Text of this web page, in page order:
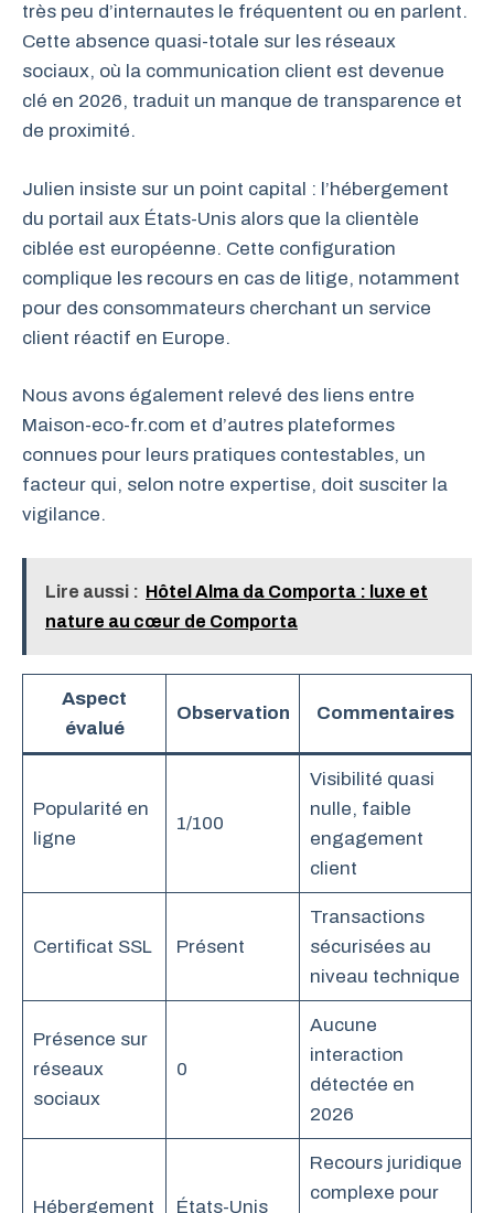
très peu d’internautes le fréquentent ou en parlent.
Cette absence quasi-totale sur les réseaux
sociaux, où la communication client est devenue
clé en 2026, traduit un manque de transparence et
de proximité.
Julien insiste sur un point capital : l’hébergement
du portail aux États-Unis alors que la clientèle
ciblée est européenne. Cette configuration
complique les recours en cas de litige, notamment
pour des consommateurs cherchant un service
client réactif en Europe.
Nous avons également relevé des liens entre
Maison-eco-fr.com et d’autres plateformes
connues pour leurs pratiques contestables, un
facteur qui, selon notre expertise, doit susciter la
vigilance.
Lire aussi : Hôtel Alma da Comporta : luxe et
nature au cœur de Comporta
Aspect
évalué
Observation Commentaires
Popularité en
ligne
1/100
Visibilité quasi
nulle, faible
engagement
client
Certificat SSL Présent
Transactions
sécurisées au
niveau technique
Présence sur
réseaux
sociaux
0
Aucune
interaction
détectée en
2026
Hébergement États-Unis
Recours juridique
complexe pour